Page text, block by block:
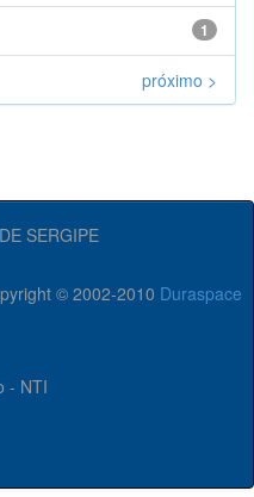
1
próximo >
SERGIPE
© 2002-2010 Duraspace
- NTI